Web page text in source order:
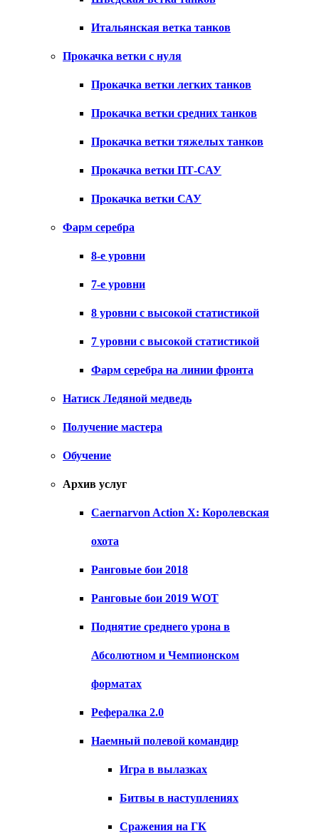
Итальянская ветка танков
Прокачка ветки с нуля
Прокачка ветки легких танков
Прокачка ветки средних танков
Прокачка ветки тяжелых танков
Прокачка ветки ПТ-САУ
Прокачка ветки САУ
Фарм серебра
8-е уровни
7-е уровни
8 уровни с высокой статистикой
7 уровни с высокой статистикой
Фарм серебра на линии фронта
Натиск Ледяной медведь
Получение мастера
Обучение
Архив услуг
Caernarvon Action X: Королевская
охота
Ранговые бои 2018
Ранговые бои 2019 WOT
Поднятие среднего урона в
Абсолютном и Чемпионском
форматах
Рефералка 2.0
Наемный полевой командир
Игра в вылазках
Битвы в наступлениях
Сражения на ГК